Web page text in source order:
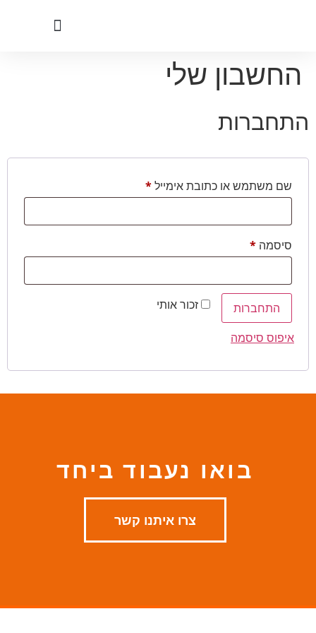
החשבון שלי
התחברות
שם משתמש או כתובת אימייל*
סיסמה *
זכור אותי
התחברות
איפוס סיסמה
בואו נעבוד ביחד
צרו איתנו קשר